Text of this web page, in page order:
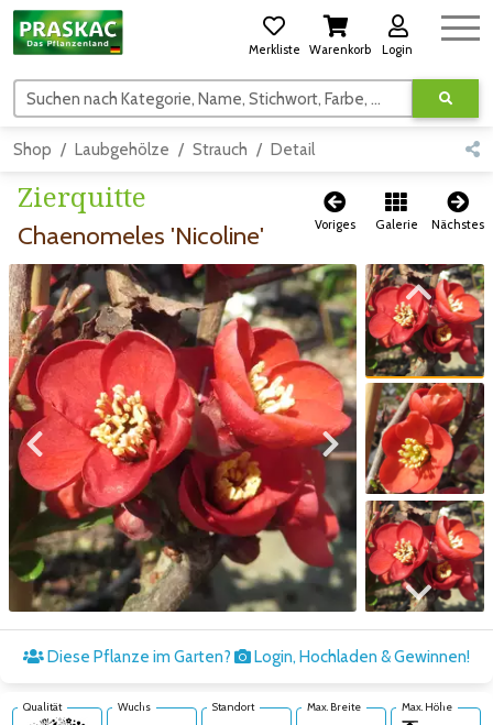
Merkliste Warenkorb Login
Suchen nach Kategorie, Name, Stichwort, Farbe, usw.
Shop Laubgehölze Strauch Detail
Zierquitte
Chaenomeles 'Nicoline' Voriges Galerie Nächstes
Zum vorigen Bild Zum nächsten Bild
Zum vorigen Bild
Zum nächsten Bild
Diese Pflanze im Garten? Login, Hochladen & Gewinnen!
Qualität Wuchs Standort Max. Breite Max. Höhe